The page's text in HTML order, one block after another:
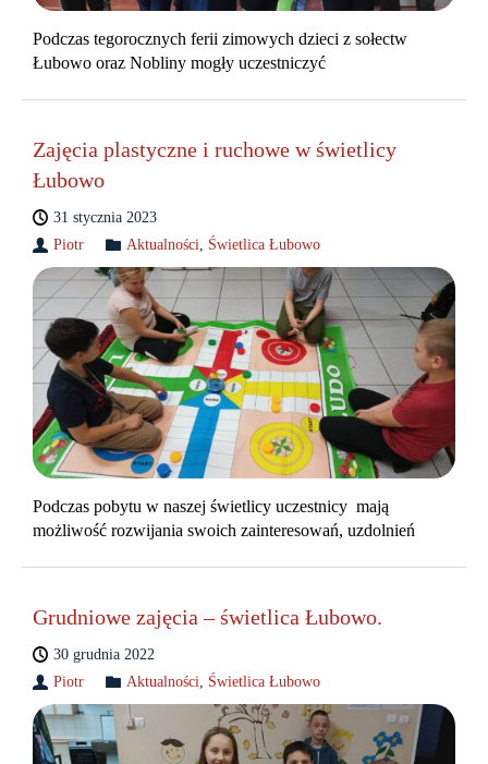
Podczas tegorocznych ferii zimowych dzieci z sołectw
Łubowo oraz Nobliny mogły uczestniczyć
Zajęcia plastyczne i ruchowe w świetlicy
Łubowo
31 stycznia 2023
Piotr
Aktualności Świetlica Łubowo
Podczas pobytu w naszej świetlicy uczestnicy mają
możliwość rozwijania swoich zainteresowań, uzdolnień
Grudniowe zajęcia – świetlica Łubowo.
30 grudnia 2022
Piotr
Aktualności Świetlica Łubowo